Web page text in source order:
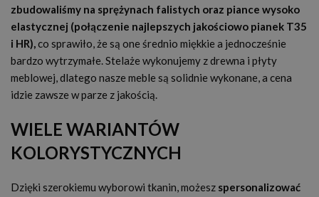
zbudowaliśmy na sprężynach falistych oraz piance wysoko
elastycznej (połączenie najlepszych jakościowo pianek T35
i HR),co sprawiło, że są one średnio miękkie a jednocześnie
bardzo wytrzymałe. Stelaże wykonujemy z drewna i płyty
meblowej, dlatego nasze meble są solidnie wykonane, a cena
idzie zawsze w parze z jakością.
WIELE WARIANTÓW
KOLORYSTYCZNYCH
Dzięki szerokiemu wyborowi tkanin, możesz spersonalizować